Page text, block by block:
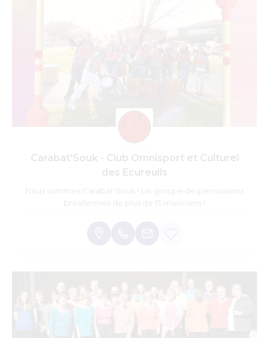
Carabat'Souk - Club Omnisport et Culturel
des Ecureuils
Nous sommes Carabat'Souk ! Un groupe de percussions
brésiliennes de plus de 15 musiciens !